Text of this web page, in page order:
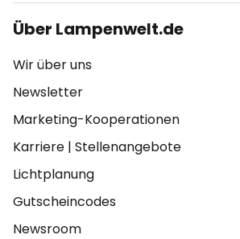
Über Lampenwelt.de
Wir über uns
Newsletter
Marketing-Kooperationen
Karriere | Stellenangebote
Lichtplanung
Gutscheincodes
Newsroom